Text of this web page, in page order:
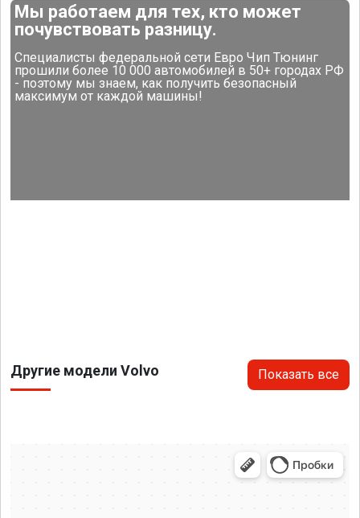
Мы работаем для тех, кто может
почувствовать разницу.
Специалисты федеральной сети Евро Чип Тюнинг
прошили более 10 000 автомобилей в 50+ городах РФ
- поэтому мы знаем, как получить безопасный
максимум от каждой машины!
Другие модели Volvo Показать все